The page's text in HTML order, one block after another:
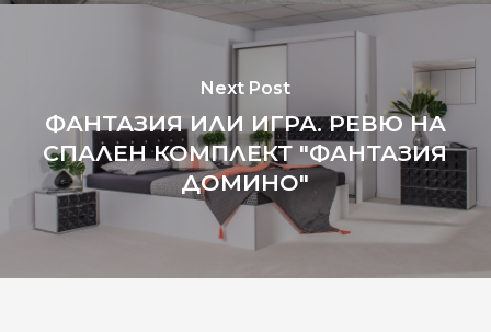
Next Post
ФАНТАЗИЯ ИЛИ ИГРА. РЕВЮ НА
СПАЛЕН КОМПЛЕКТ "ФАНТАЗИЯ
ДОМИНО"